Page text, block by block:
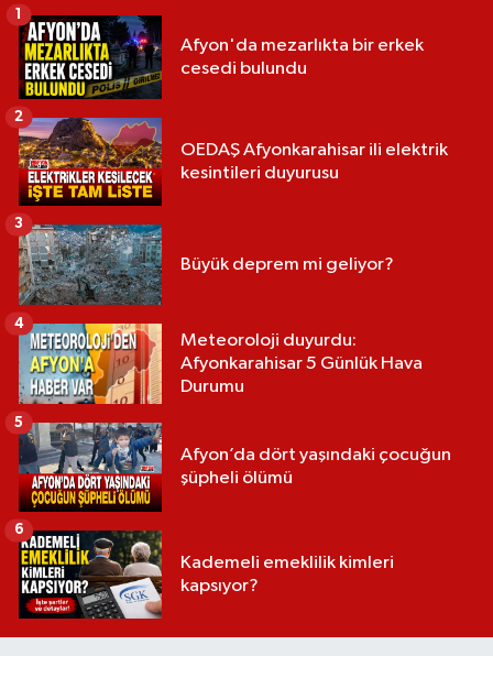
Afyon'da mezarlıkta bir erkek
cesedi bulundu
1
OEDAŞ Afyonkarahisar ili elektrik
kesintileri duyurusu
2
Büyük deprem mi geliyor?
3
Meteoroloji duyurdu:
Afyonkarahisar 5 Günlük Hava
Durumu
4
Afyon’da dört yaşındaki çocuğun
şüpheli ölümü
5
Kademeli emeklilik kimleri
kapsıyor?
6